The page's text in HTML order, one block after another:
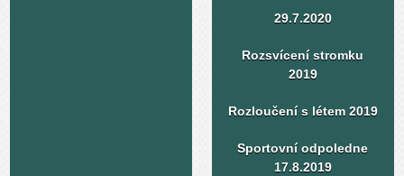
29.7.2020
Rozsvícení stromku
2019
Rozloučení s létem 2019
Sportovní odpoledne
17.8.2019